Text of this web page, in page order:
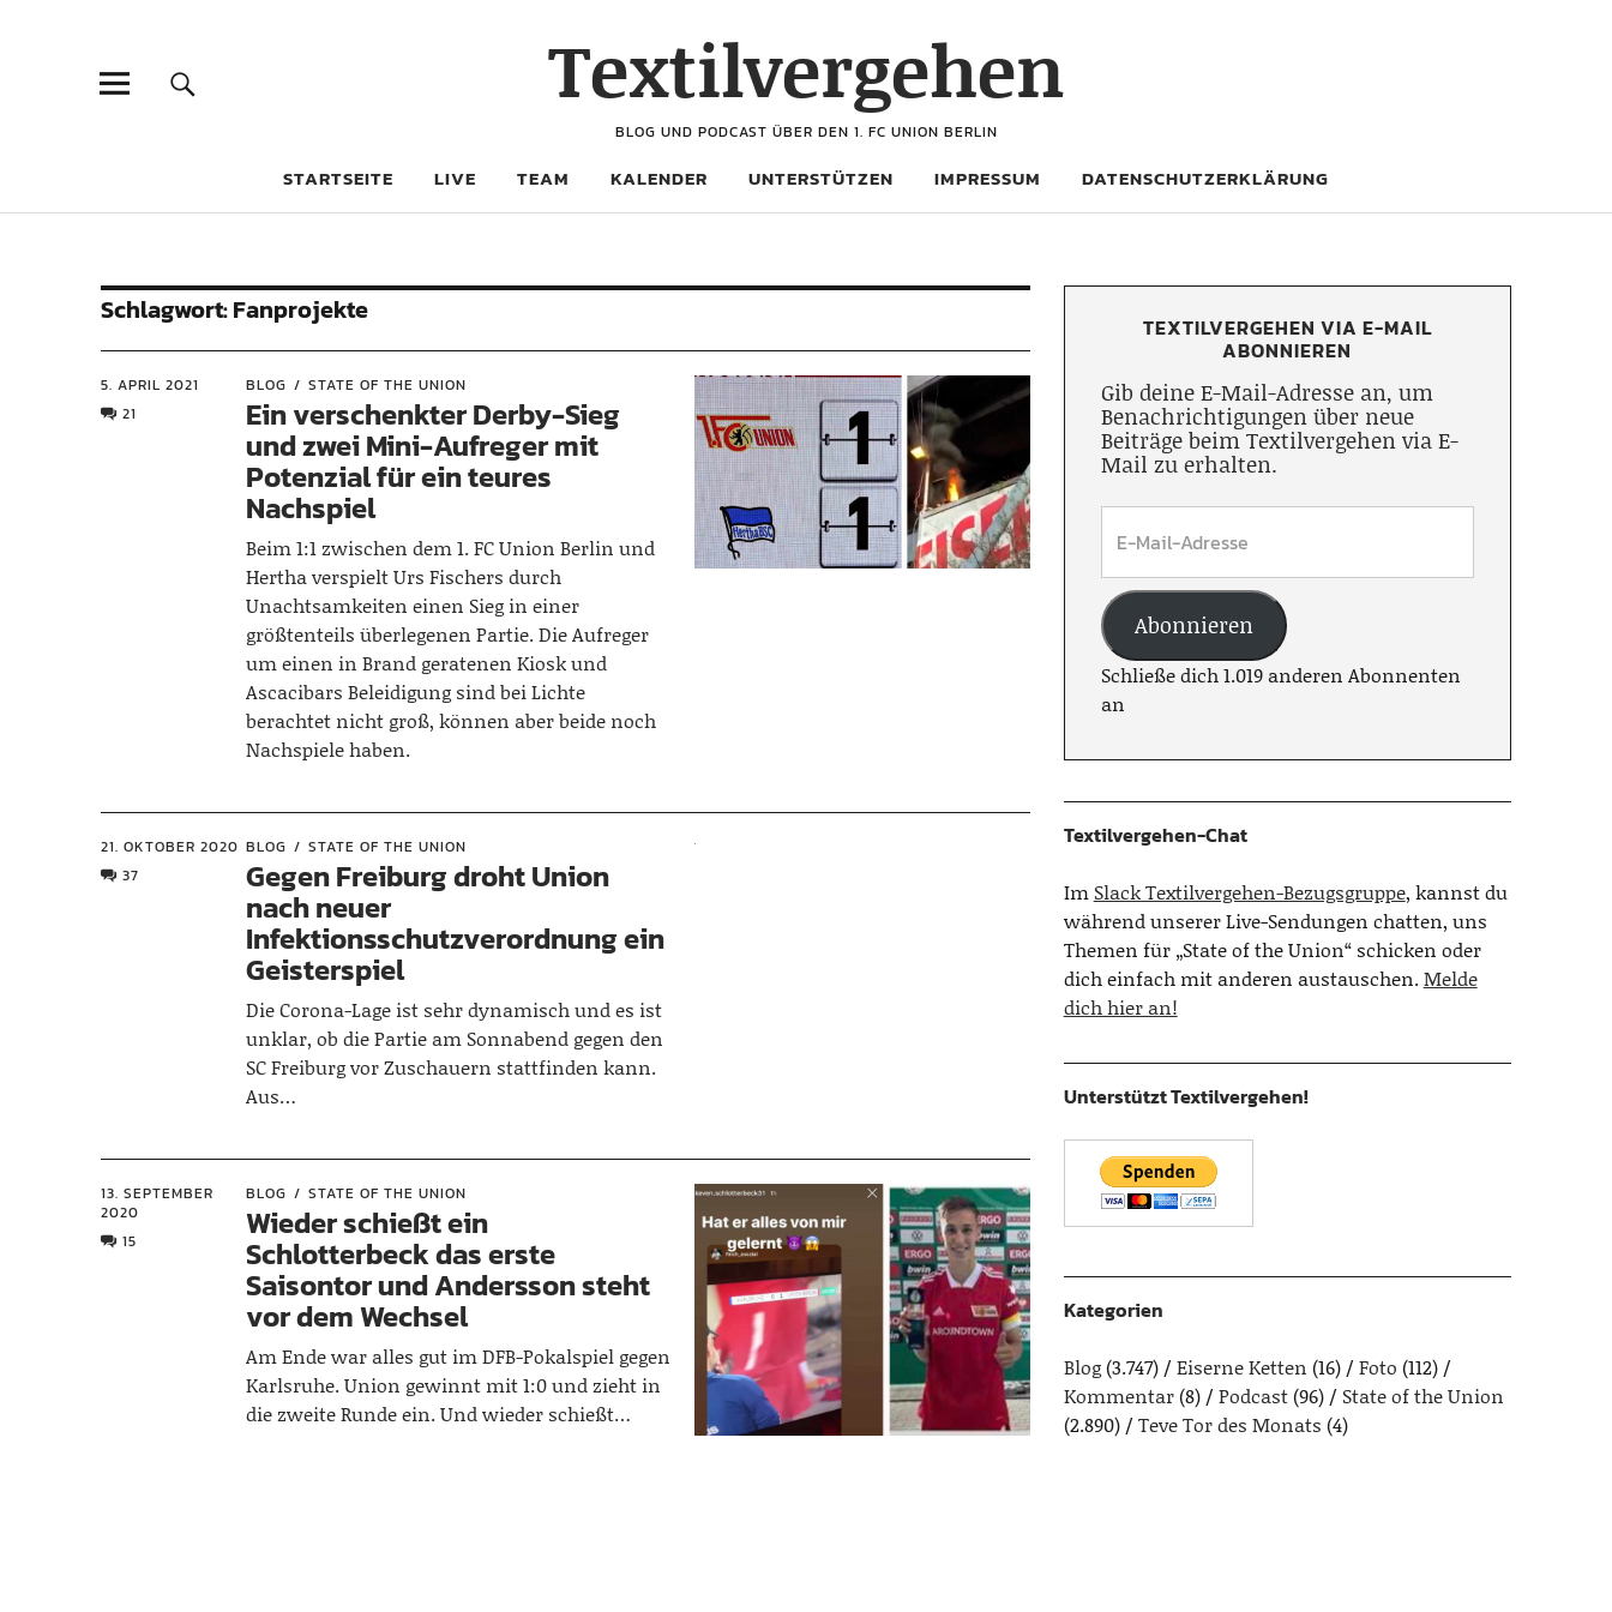
Textilvergehen
BLOG UND PODCAST ÜBER DEN 1. FC UNION BERLIN
STARTSEITE LIVE TEAM KALENDER UNTERSTÜTZEN IMPRESSUM DATENSCHUTZERKLÄRUNG
Schlagwort:Fanprojekte
5. APRIL 2021
21
BLOG STATE OF THE UNION
Ein verschenkter Derby-Sieg
und zwei Mini-Aufreger mit
Potenzial für ein teures
Nachspiel
Beim 1:1 zwischen dem 1. FC Union Berlin und
Hertha verspielt Urs Fischers durch
Unachtsamkeiten einen Sieg in einer
größtenteils überlegenen Partie. Die Aufreger
um einen in Brand geratenen Kiosk und
Ascacibars Beleidigung sind bei Lichte
berachtet nicht groß, können aber beide noch
Nachspiele haben.
21. OKTOBER 2020
37
BLOG STATE OF THE UNION
Gegen Freiburg droht Union
nach neuer
Infektionsschutzverordnung ein
Geisterspiel
Die Corona-Lage ist sehr dynamisch und es ist
unklar, ob die Partie am Sonnabend gegen den
SC Freiburg vor Zuschauern stattfinden kann.
Aus…
13. SEPTEMBER
2020
15
BLOG STATE OF THE UNION
Wieder schießt ein
Schlotterbeck das erste
Saisontor und Andersson steht
vor dem Wechsel
Am Ende war alles gut im DFB-Pokalspiel gegen
Karlsruhe. Union gewinnt mit 1:0 und zieht in
die zweite Runde ein. Und wieder schießt…
TEXTILVERGEHEN VIA E-MAIL
ABONNIEREN
Gib deine E-Mail-Adresse an, um
Benachrichtigungen über neue
Beiträge beim Textilvergehen via E-
Mail zu erhalten.
Abonnieren
Schließe dich 1.019 anderen Abonnenten
an
Textilvergehen-Chat
Im Slack Textilvergehen-Bezugsgruppe, kannst du
während unserer Live-Sendungen chatten, uns
Themen für „State of the Union“ schicken oder
dich einfach mit anderen austauschen.Melde
dich hier an!
Unterstützt Textilvergehen!
Kategorien
Blog(3.747) Eiserne Ketten (16) Foto (112)
Kommentar(8) Podcast(96)
State of the Union
(2.890)
Teve Tor des Monats (4)